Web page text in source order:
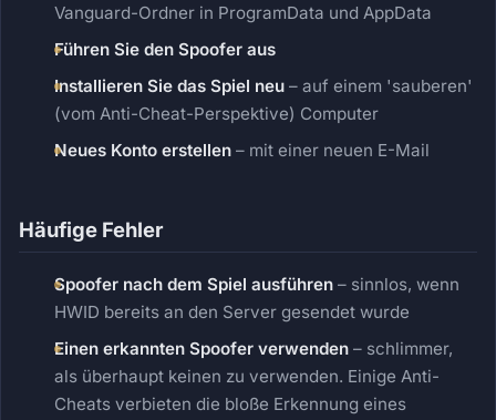
Vanguard-Ordner in ProgramData und AppData
Führen Sie den Spoofer aus
Installieren Sie das Spiel neu – auf einem 'sauberen'
(vom Anti-Cheat-Perspektive) Computer
Neues Konto erstellen – mit einer neuen E-Mail
Häufige Fehler
Spoofer nach dem Spiel ausführen – sinnlos, wenn
HWID bereits an den Server gesendet wurde
Einen erkannten Spoofer verwenden – schlimmer,
als überhaupt keinen zu verwenden. Einige Anti-
Cheats verbieten die bloße Erkennung eines